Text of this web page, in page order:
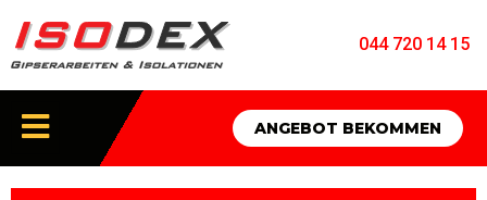
044 720 14 15
ANGEBOT BEKOMMEN